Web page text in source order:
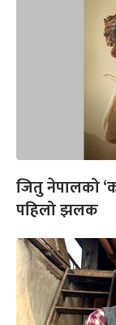
जितु नेपालको
पहिलो झलक